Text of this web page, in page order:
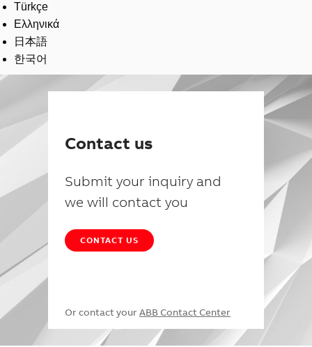
Türkçe
Ελληνικά
日本語
한국어
Contact us
Submit your inquiry and
we will contact you
CONTACT US
Or contact your ABB Contact Center